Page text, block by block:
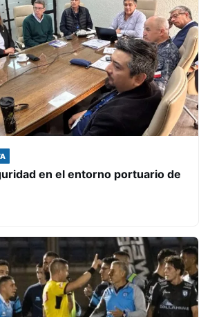
en el entorno portuario de